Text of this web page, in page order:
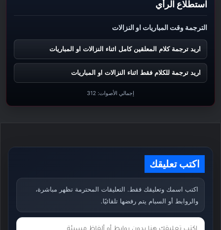
استطلاع الرأي
الترجمة وقت المباريات او النزالات
اريد ترجمة كلام المعلقين كامل اثناء النزالات او المباريات
اريد ترجمة للكلام فقط اثناء النزالات او المباريات
إجمالي الأصوات: 312
اكتب تعليقك
اكتب اسمك وتعليقك فقط. التعليقات المحترمة تظهر مباشرة،
والروابط أو السبام يتم رفضها تلقائيًا.
ت